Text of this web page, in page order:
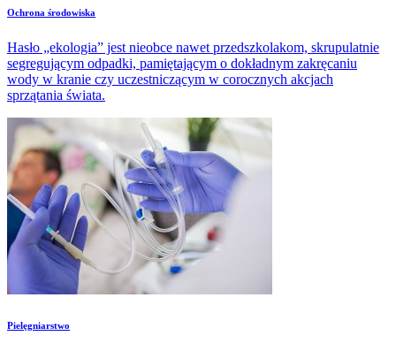
Ochrona środowiska
Hasło „ekologia” jest nieobce nawet przedszkolakom, skrupulatnie
segregującym odpadki, pamiętającym o dokładnym zakręcaniu
wody w kranie czy uczestniczącym w corocznych akcjach
sprzątania świata.
Pielęgniarstwo